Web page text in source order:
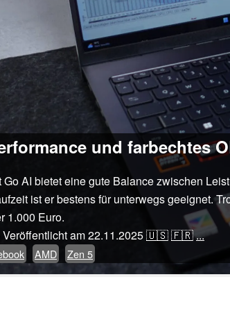
und farbechtes
Go AI bietet eine gute Balance zwischen
ist er bestens für unterwegs geeignet.
1.000 Euro.
Veröffentlicht am22.11.2025🇺🇸🇫🇷...
AMD Zen 5